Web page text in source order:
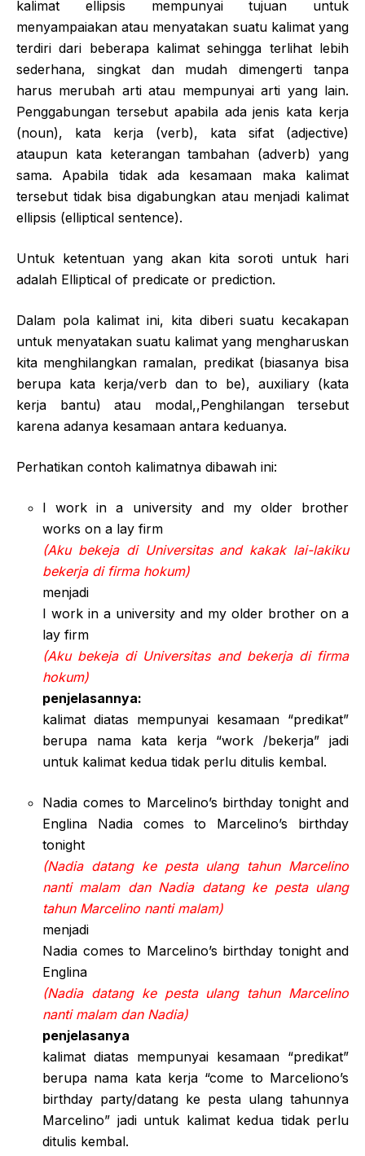
kalimat ellipsis mempunyai tujuan untuk
menyampaiakan atau menyatakan suatu kalimat yang
terdiri dari beberapa kalimat sehingga terlihat lebih
sederhana, singkat dan mudah dimengerti tanpa
harus merubah arti atau mempunyai arti yang lain.
Penggabungan tersebut apabila ada jenis kata kerja
(noun), kata kerja (verb), kata sifat (adjective)
ataupun kata keterangan tambahan (adverb) yang
sama. Apabila tidak ada kesamaan maka kalimat
tersebut tidak bisa digabungkan atau menjadi kalimat
ellipsis (elliptical sentence).
Untuk ketentuan yang akan kita soroti untuk hari
adalah Elliptical of predicate or prediction.
Dalam pola kalimat ini, kita diberi suatu kecakapan
untuk menyatakan suatu kalimat yang mengharuskan
kita menghilangkan ramalan, predikat (biasanya bisa
berupa kata kerja/verb dan to be), auxiliary (kata
kerja bantu) atau modal,,Penghilangan tersebut
karena adanya kesamaan antara keduanya.
Perhatikan contoh kalimatnya dibawah ini:
I work in a university and my older brother
works on a lay firm
(Aku bekeja di Universitas and kakak lai-lakiku
bekerja di firma hokum)
menjadi
I work in a university and my older brother on a
lay firm
(Aku bekeja di Universitas and bekerja di firma
hokum)
penjelasannya:
kalimat diatas mempunyai kesamaan “predikat”
berupa nama kata kerja “work /bekerja” jadi
untuk kalimat kedua tidak perlu ditulis kembal.
Nadia comes to Marcelino’s birthday tonight and
Englina Nadia comes to Marcelino’s birthday
tonight
(Nadia datang ke pesta ulang tahun Marcelino
nanti malam dan Nadia datang ke pesta ulang
tahun Marcelino nanti malam)
menjadi
Nadia comes to Marcelino’s birthday tonight and
Englina
(Nadia datang ke pesta ulang tahun Marcelino
nanti malam dan Nadia)
penjelasanya
kalimat diatas mempunyai kesamaan “predikat”
berupa nama kata kerja “come to Marceliono’s
birthday party/datang ke pesta ulang tahunnya
Marcelino” jadi untuk kalimat kedua tidak perlu
ditulis kembal.